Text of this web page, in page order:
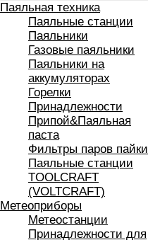
Паяльная техника
Паяльные станции
Паяльники
Газовые паяльники
Паяльники на
аккумуляторах
Горелки
Принадлежности
Припой&Паяльная
паста
Фильтры паров пайки
Паяльные станции
TOOLCRAFT
(VOLTCRAFT)
Метеоприборы
Метеостанции
Принадлежности для